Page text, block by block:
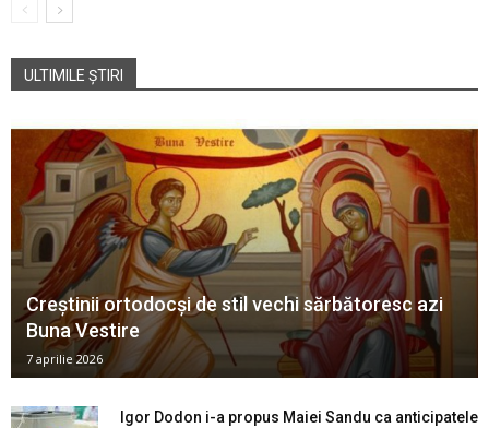
ULTIMILE ȘTIRI
Creștinii ortodocși de stil vechi sărbătoresc azi
Buna Vestire
7 aprilie 2026
Igor Dodon i-a propus Maiei Sandu ca anticipatele